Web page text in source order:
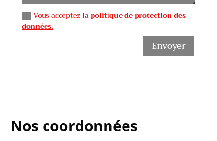
Vous acceptez lapolitique de protection des
données.
Envoyer
Nos coordonnées